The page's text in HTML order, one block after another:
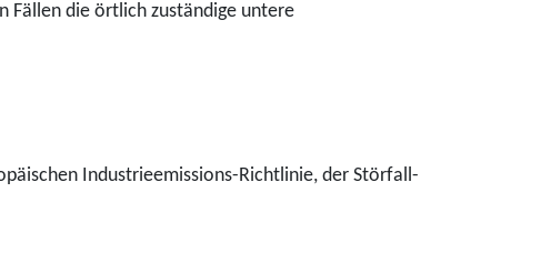
Fällen die örtlich zuständige untere
Industrieemissions-Richtlinie, der Störfall-